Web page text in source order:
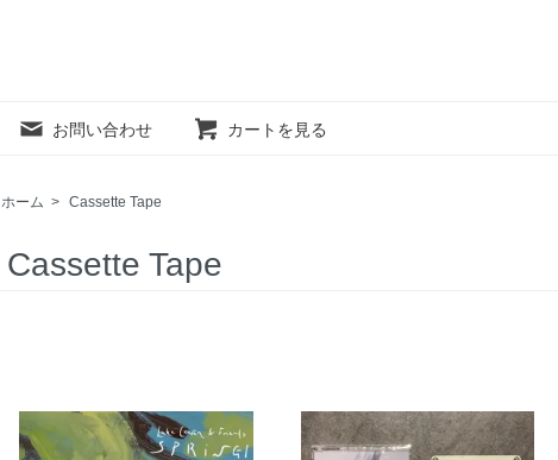
お問い合わせ カートを見る
ホーム > Cassette Tape
Cassette Tape